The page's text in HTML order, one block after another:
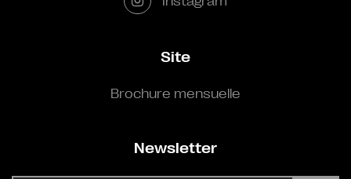
Site
Brochure mensuelle
Newsletter